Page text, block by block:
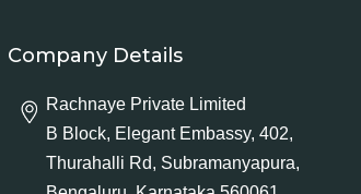
Company Details
Rachnaye Private Limited
B Block, Elegant Embassy, 402,
Thurahalli Rd, Subramanyapura,